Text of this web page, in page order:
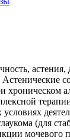
хроническом
(для
мочевого